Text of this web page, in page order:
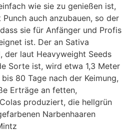
wie sie zu genießen ist,
auch anzubauen, so der
sie für Anfänger und Profis
ist. Der an Sativa
der laut Heavyweight Seeds
Sorte ist, wird etwa 1,3 Meter
80 Tage nach der Keimung,
Erträge an fetten,
produziert, die hellgrün
Narbenhaaren